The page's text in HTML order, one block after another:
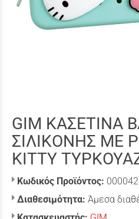
GIM ΚΑΣΕΤΙΝΑ
ΣΙΛΙΚΟΝΗΣ ΜΕ
KITTY
Κωδικός Προϊόντος:
Διαθεσιμότητα: Άμεσα